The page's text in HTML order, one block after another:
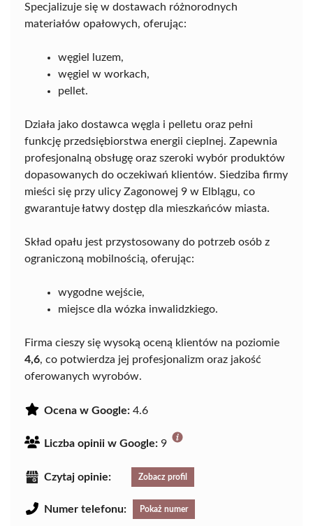
Specjalizuje się w dostawach różnorodnych
materiałów opałowych, oferując:
węgiel luzem,
węgiel w workach,
pellet.
Działa jako dostawca węgla i pelletu oraz pełni
funkcję przedsiębiorstwa energii cieplnej. Zapewnia
profesjonalną obsługę oraz szeroki wybór produktów
dopasowanych do oczekiwań klientów. Siedziba firmy
mieści się przy ulicy Zagonowej 9 w Elblągu, co
gwarantuje łatwy dostęp dla mieszkańców miasta.
Skład opału jest przystosowany do potrzeb osób z
ograniczoną mobilnością, oferując:
wygodne wejście,
miejsce dla wózka inwalidzkiego.
Firma cieszy się wysoką oceną klientów na poziomie
4,6, co potwierdza jej profesjonalizm oraz jakość
oferowanych wyrobów.
Ocena w Google: 4.6
Liczba opinii w Google: 9
Czytaj opinie: Zobacz profil
Numer telefonu: Pokaż numer